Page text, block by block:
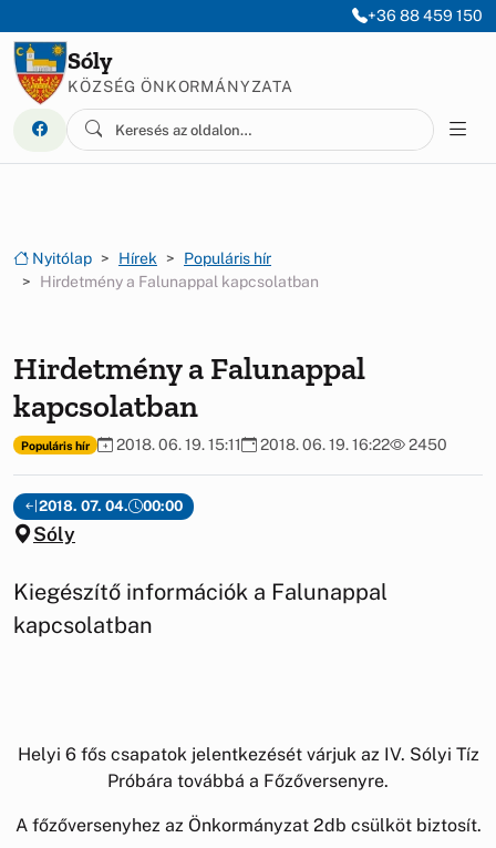
+36 88 459 150
Sóly
KÖZSÉG ÖNKORMÁNYZATA
Nyitólap Hírek
Populáris hír
Hirdetmény a Falunappal kapcsolatban
Hirdetmény a Falunappal
kapcsolatban
Populáris hír 2018. 06. 19. 15:11 2018. 06. 19. 16:22 2450
2018. 07. 04. 00:00
Sóly
Kiegészítő információk a Falunappal
kapcsolatban
Helyi 6 fős csapatok jelentkezését várjuk az IV. Sólyi Tíz
Próbára továbbá a Főzőversenyre.
A főzőversenyhez az Önkormányzat 2db csülköt biztosít.